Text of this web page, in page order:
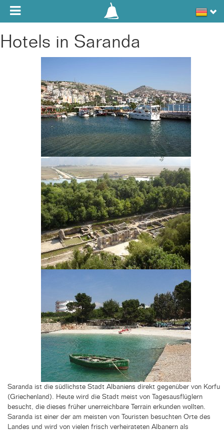
Toggle navigation
Hotels in Saranda
Saranda ist die südlichste Stadt Albaniens direkt gegenüber von Korfu
(Griechenland). Heute wird die Stadt meist von Tagesausflüglern
besucht, die dieses früher unerreichbare Terrain erkunden wollten.
Saranda ist einer der am meisten von Touristen besuchten Orte des
Landes und wird von vielen frisch verheirateten Albanern als